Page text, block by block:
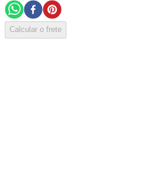
Calcular o frete